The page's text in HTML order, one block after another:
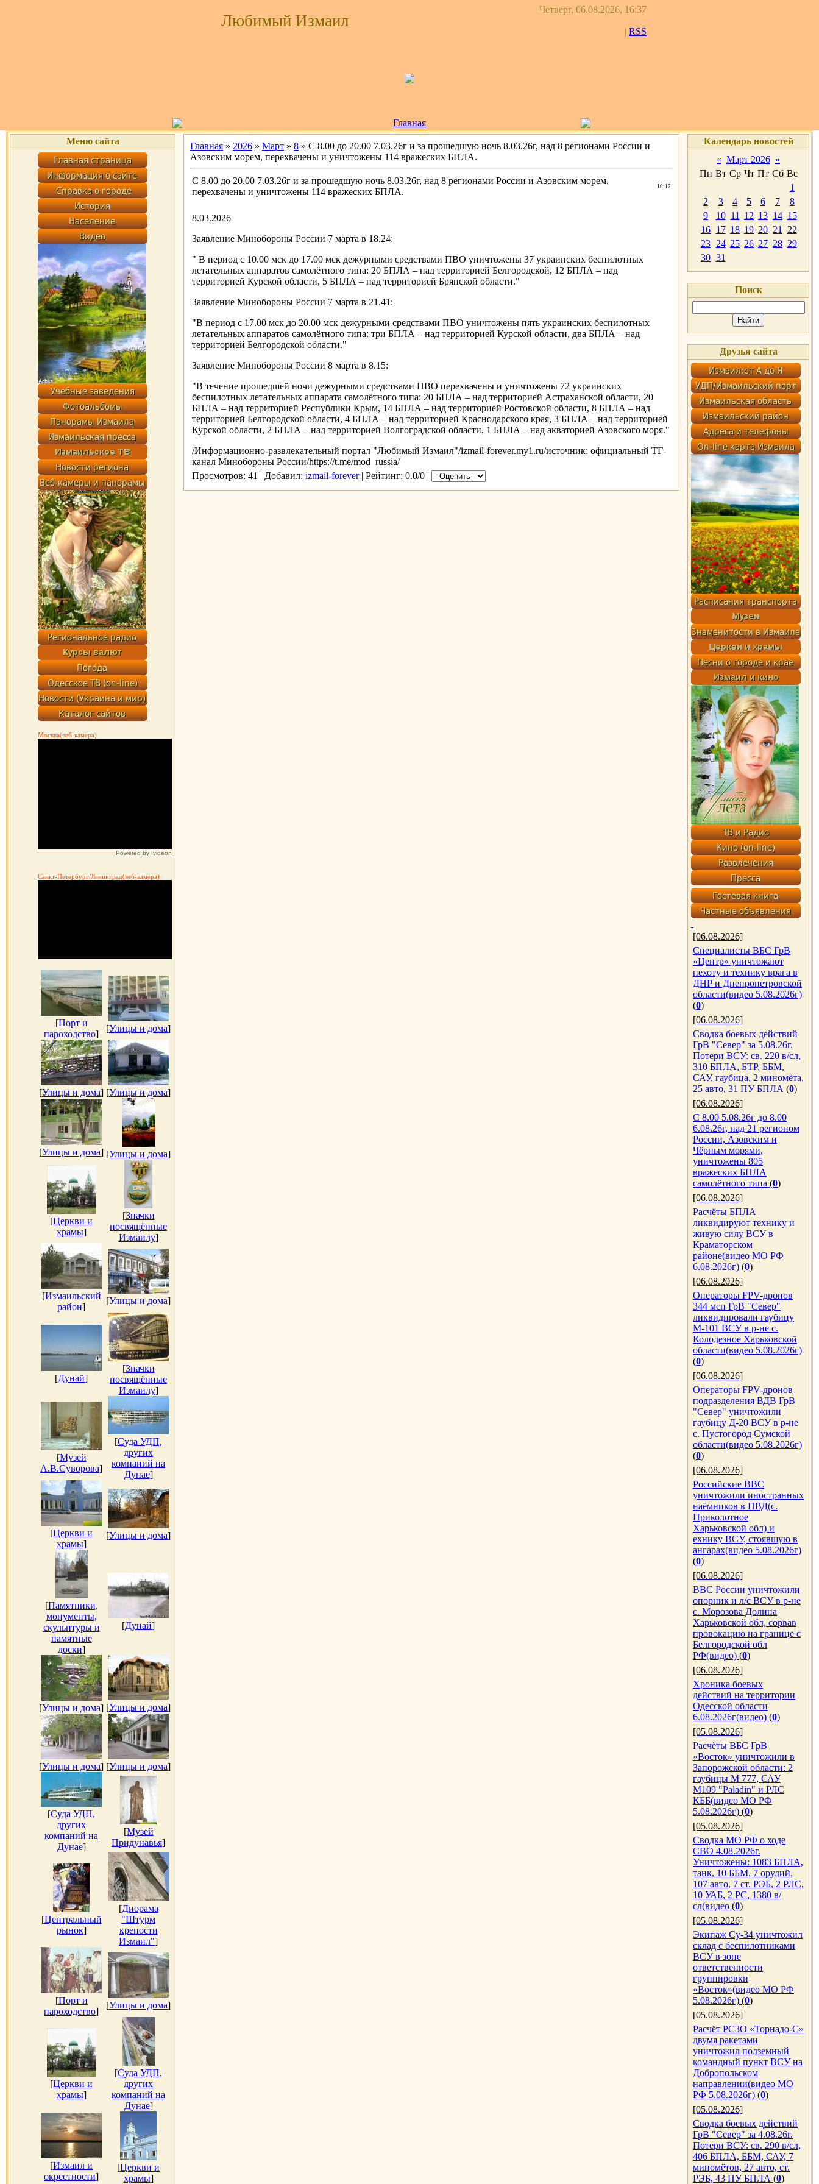
Любимый Измаил
Четверг, 06.08.2026, 16:37
| RSS
Главная
Меню сайта
Москва(веб-камера)
Powered by Ivideon
Санкт-Петербург/Ленинград(веб-камера)
[Порт и
пароходство]
[Улицы и дома]
[Улицы и дома] [Улицы и дома]
[Улицы и дома] [Улицы и дома]
[Церкви и
храмы]
[Значки
посвящённые
Измаилу]
[Измаильский
район]
[Улицы и дома]
[Дунай]
[Значки
посвящённые
Измаилу]
[Музей
А.В.Суворова]
[Суда УДП,
других
компаний на
Дунае]
[Церкви и
храмы]
[Улицы и дома]
[Памятники,
монументы,
скульптуры и
памятные
доски]
[Дунай]
[Улицы и дома] [Улицы и дома]
[Улицы и дома] [Улицы и дома]
[Суда УДП,
других
компаний на
Дунае]
[Музей
Придунавья]
[Центральный
рынок]
[Диорама
"Штурм
крепости
Измаил"]
[Порт и
пароходство]
[Улицы и дома]
[Церкви и
храмы]
[Суда УДП,
других
компаний на
Дунае]
[Измаил и
окрестности]
[Церкви и
храмы]
Главная » 2026 » Март » 8 » С 8.00 до 20.00 7.03.26г и за прошедшую ночь 8.03.26г, над 8 регионами России и
Азовским морем, перехвачены и уничтожены 114 вражеских БПЛА.
С 8.00 до 20.00 7.03.26г и за прошедшую ночь 8.03.26г, над 8 регионами России и Азовским морем,
перехвачены и уничтожены 114 вражеских БПЛА.
10:17
8.03.2026
Заявление Минобороны России 7 марта в 18.24:
" В период с 10.00 мск до 17.00 мск дежурными средствами ПВО уничтожены 37 украинских беспилотных
летательных аппаратов самолётного типа: 20 БПЛА – над территорией Белгородской, 12 БПЛА – над
территорией Курской области, 5 БПЛА – над территорией Брянской области."
Заявление Минобороны России 7 марта в 21.41:
"В период с 17.00 мск до 20.00 мск дежурными средствами ПВО уничтожены пять украинских беспилотных
летательных аппаратов самолётного типа: три БПЛА – над территорией Курской области, два БПЛА – над
территорией Белгородской области."
Заявление Минобороны России 8 марта в 8.15:
"В течение прошедшей ночи дежурными средствами ПВО перехвачены и уничтожены 72 украинских
беспилотных летательных аппарата самолётного типа: 20 БПЛА – над территорией Астраханской области, 20
БПЛА – над территорией Республики Крым, 14 БПЛА – над территорией Ростовской области, 8 БПЛА – над
территорией Белгородской области, 4 БПЛА – над территорией Краснодарского края, 3 БПЛА – над территорией
Курской области, 2 БПЛА – над территорией Волгоградской области, 1 БПЛА – над акваторией Азовского моря."
/Информационно-развлекательный портал "Любимый Измаил"/izmail-forever.my1.ru/источник: официальный ТГ-
канал Минобороны России/https://t.me/mod_russia/
Просмотров: 41 | Добавил: izmail-forever| Рейтинг: 0.0/0 |
Календарь новостей
« Март 2026 »
Пн Вт Ср Чт Пт Сб Вс
1
2
3 4 5 6 7
8
9
10 11 12 13 14 15
16 17 18 19 20 21
22
23 24 25 26 27 28 29
30 31
Поиск
Друзья сайта
[06.08.2026]
Специалисты ВБС ГрВ
«Центр» уничтожают
пехоту и технику врага в
ДНР и Днепропетровской
области(видео 5.08.2026г)
(0)
[06.08.2026]
Сводка боевых действий
ГрВ "Север" за 5.08.26г.
Потери ВСУ: св. 220 в/сл,
310 БПЛА, БТР, ББМ,
САУ, гаубица, 2 миномёта,
25 авто, 31 ПУ БПЛА (0)
[06.08.2026]
С 8.00 5.08.26г до 8.00
6.08.26г, над 21 регионом
России, Азовским и
Чёрным морями,
уничтожены 805
вражеских БПЛА
самолётного типа (0)
[06.08.2026]
Расчёты БПЛА
ликвидируют технику и
живую силу ВСУ в
Краматорском
районе(видео МО РФ
6.08.2026г) (0)
[06.08.2026]
Операторы FPV-дронов
344 мсп ГрВ "Север"
ликвидировали гаубицу
М-101 ВСУ в р-не с.
Колодезное Харьковской
области(видео 5.08.2026г)
(0)
[06.08.2026]
Операторы FPV-дронов
подразделения ВДВ ГрВ
"Север" уничтожили
гаубицу Д-20 ВСУ в р-не
с. Пустогород Сумской
области(видео 5.08.2026г)
(0)
[06.08.2026]
Российские ВВС
уничтожили иностранных
наёмников в ПВД(с.
Приколотное
Харьковской обл) и
ехнику ВСУ, стоявшую в
ангарах(видео 5.08.2026г)
(0)
[06.08.2026]
ВВС России уничтожили
опорник и л/с ВСУ в р-не
с. Морозова Долина
Харьковской обл, сорвав
провокацию на границе с
Белгородской обл
РФ(видео) (0)
[06.08.2026]
Хроника боевых
действий на территории
Одесской области
6.08.2026г(видео) (0)
[05.08.2026]
Расчёты ВБС ГрВ
«Восток» уничтожили в
Запорожской области: 2
гаубицы M 777, САУ
M109 "Paladin" и РЛС
КББ(видео МО РФ
5.08.2026г) (0)
[05.08.2026]
Сводка МО РФ о ходе
СВО 4.08.2026г.
Уничтожены: 1083 БПЛА,
танк, 10 ББМ, 7 орудий,
107 авто, 7 ст. РЭБ, 2 РЛС,
10 УАБ, 2 РС, 1380 в/
сл(видео (0)
[05.08.2026]
Экипаж Су-34 уничтожил
склад с беспилотниками
ВСУ в зоне
ответственности
группировки
«Восток»(видео МО РФ
5.08.2026г) (0)
[05.08.2026]
Расчёт РСЗО «Торнадо-С»
двумя ракетами
уничтожил подземный
командный пункт ВСУ на
Добропольском
направлении(видео МО
РФ 5.08.2026г) (0)
[05.08.2026]
Сводка боевых действий
ГрВ "Север" за 4.08.26г.
Потери ВСУ: св. 290 в/сл,
406 БПЛА, ББМ, САУ, 7
миномётов, 27 авто, ст.
РЭБ, 43 ПУ БПЛА (0)